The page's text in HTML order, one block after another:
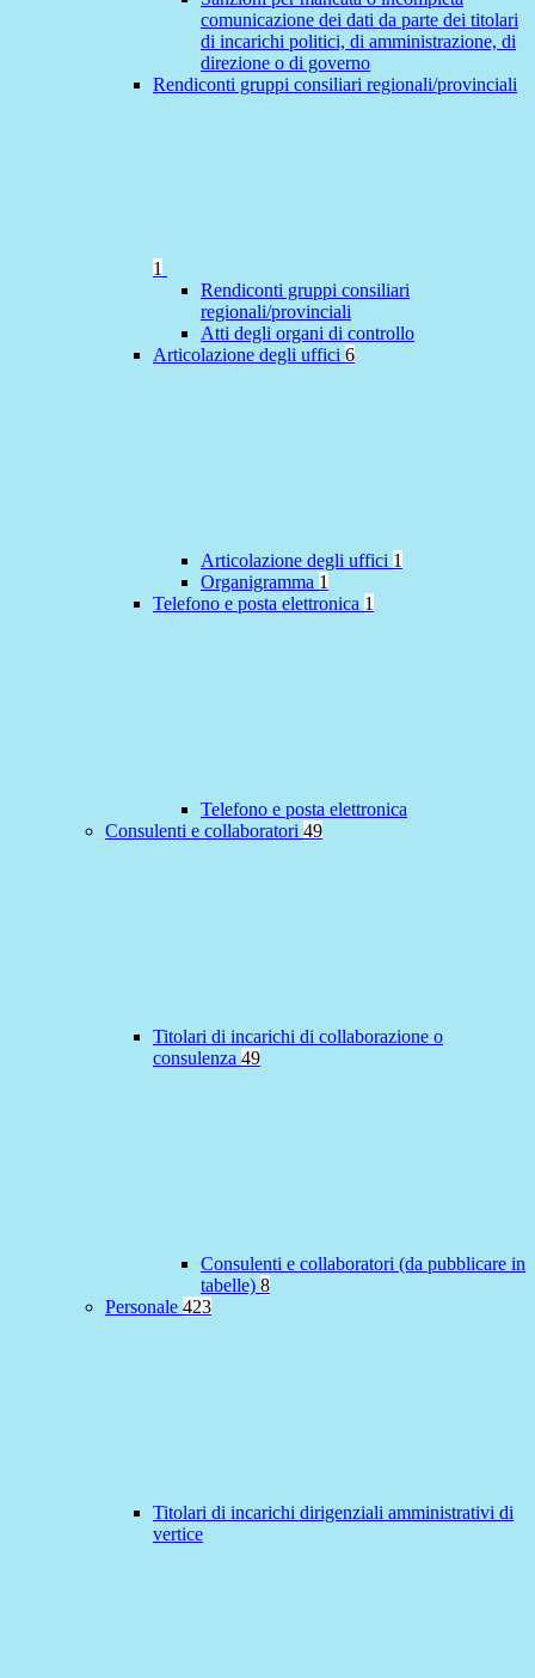
comunicazione dei dati da parte dei titolari
di incarichi politici, di amministrazione, di
direzione o di governo
Rendiconti gruppi consiliari regionali/provinciali
1
Rendiconti gruppi consiliari
regionali/provinciali
Atti degli organi di controllo
Articolazione degli uffici 6
Articolazione degli uffici 1
Organigramma 1
Telefono e posta elettronica 1
Telefono e posta elettronica
Consulenti e collaboratori 49
Titolari di incarichi di collaborazione o
consulenza 49
Consulenti e collaboratori (da pubblicare in
tabelle) 8
Personale 423
Titolari di incarichi dirigenziali amministrativi di
vertice